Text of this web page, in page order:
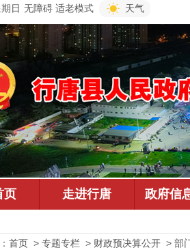
日 无障碍 适老模式 天气
首页 > 专题专栏 > 财政预决算公开 > 部